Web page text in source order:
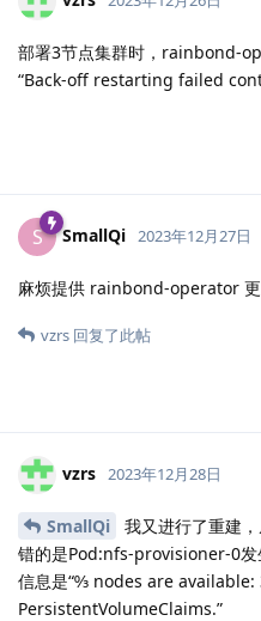
部署3节点集群时，rainbond-
“Back-off restarting failed
S SmallQi 2023年12月27日
麻烦提供 rainbond-operator
vzrs 回复了此帖
vzrs 2023年12月28日
SmallQi
我又进行了重建
错的是Pod:nfs-provisioner-0
信息是“↉ nodes are
PersistentVolumeClaims.”